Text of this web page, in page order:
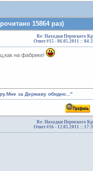
15864 раз)
Re: Находки Пермского
Ответ #15 - 06.05.2011 ::
на фабрике!
за Державу обидно..."
Re: Находки Пермского
Ответ #16 - 12.05.2011 ::